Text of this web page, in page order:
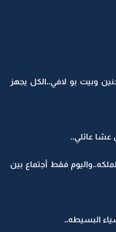
وبيت بو لافي..الكل يجهز
عائلي..
فقط أجتماع بين
البسيطه..